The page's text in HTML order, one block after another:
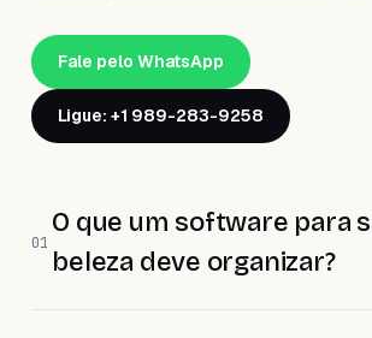
Fale pelo WhatsApp
Ligue: +1 989-283-9258
01
O que um software para
beleza deve organizar?